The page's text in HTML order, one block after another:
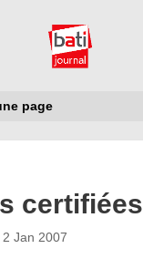
page
certifiées
2 Jan 2007